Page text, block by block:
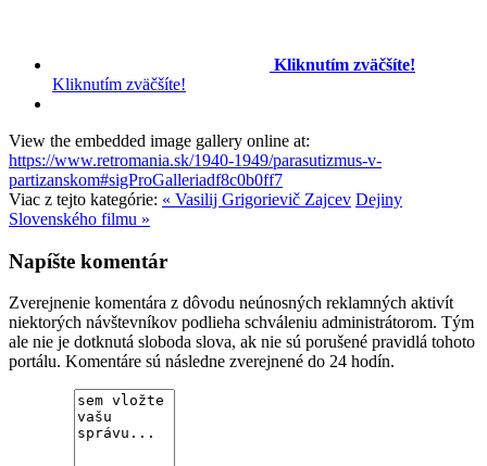
Kliknutím zväčšíte!
Kliknutím zväčšíte!
View the embedded image gallery online at:
https://www.retromania.sk/1940-1949/parasutizmus-v-
partizanskom#sigProGalleriadf8c0b0ff7
Viac z tejto kategórie: « Vasilij Grigorievič Zajcev Dejiny
Slovenského filmu »
Napíšte komentár
Zverejnenie komentára z dôvodu neúnosných reklamných aktivít
niektorých návštevníkov podlieha schváleniu administrátorom. Tým
ale nie je dotknutá sloboda slova, ak nie sú porušené pravidlá tohoto
portálu. Komentáre sú následne zverejnené do 24 hodín.